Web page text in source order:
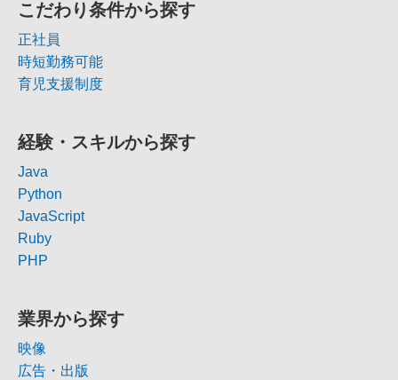
こだわり条件から探す
正社員
時短勤務可能
育児支援制度
経験・スキルから探す
Java
Python
JavaScript
Ruby
PHP
業界から探す
映像
広告・出版